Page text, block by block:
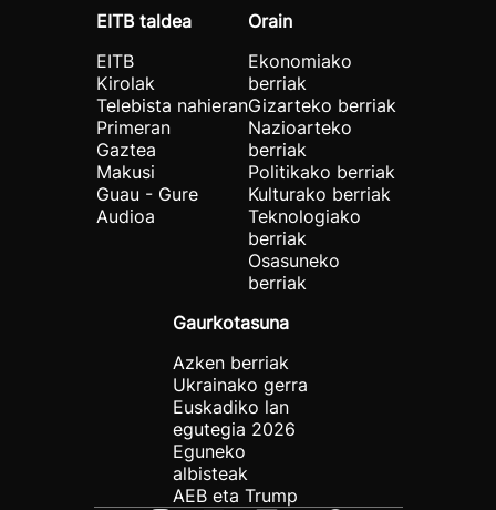
EITB taldea
EITB
Kirolak
Telebista nahieran
Primeran
Gaztea
Makusi
Guau - Gure
Audioa
Orain
Ekonomiako
berriak
Gizarteko berriak
Nazioarteko
berriak
Politikako berriak
Kulturako berriak
Teknologiako
berriak
Osasuneko
berriak
Gaurkotasuna
Azken berriak
Ukrainako gerra
Euskadiko lan
egutegia 2026
Eguneko
albisteak
AEB eta Trump